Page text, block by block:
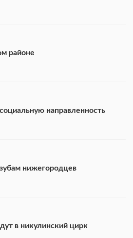
районе
направленность
нижегородцев
в никулинский цирк